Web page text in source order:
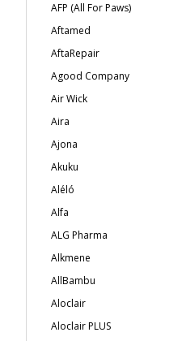
AFP (All For Paws)
Aftamed
AftaRepair
Agood Company
Air Wick
Aira
Ajona
Akuku
Aléló
Alfa
ALG Pharma
Alkmene
AllBambu
Aloclair
Aloclair PLUS